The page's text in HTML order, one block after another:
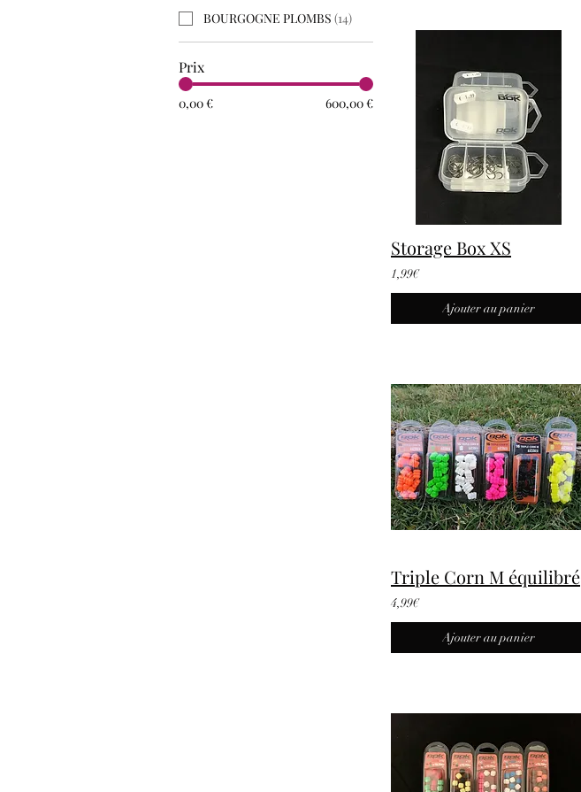
BOURGOGNE PLOMBS (14)
Prix
0,00 € 600,00 €
Storage Box XS
1,99€
Ajouter au panier
Triple Corn M équilibré
4,99€
Ajouter au panier